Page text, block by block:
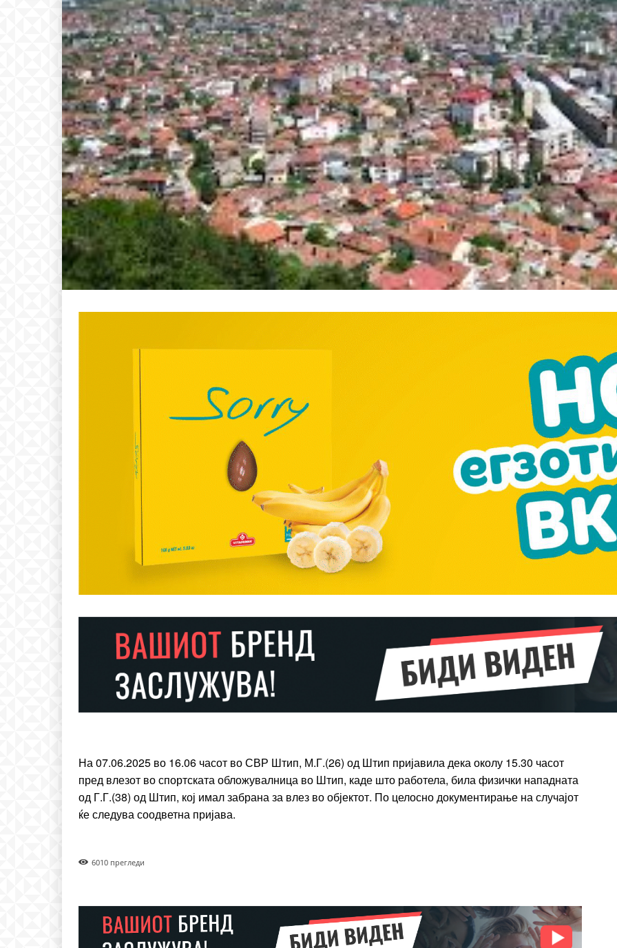
━ pricing plans
бесплатно
ИЗБЕРЕТЕ ПЛАН
Included for free:
Etiam est nibh, lobortis sit
Nullam eu erat condimentum
Donec quis est ac felis
Orci varius natoque dolor
100
Full member access:
Etiam est nibh, lobortis sit
Praesent euismod ac
Donec quis est ac felis
Orci varius natoque dolor
На 07.06.2025 во 16.06 часот во СВР Штип, М.Г.(26) од Штип пријавила дека околу 15.30 часот
пред влезот во спортската обложувалница во Штип, каде што работела, била физички нападната
од Г.Г.(38) од Штип, кој имал забрана за влез во објектот. По целосно документирање на случајот
ќе следува соодветна пријава.
6010 прегледи